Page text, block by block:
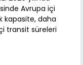
Avrupa içi
kapasite, daha
transit süreleri